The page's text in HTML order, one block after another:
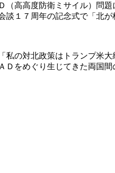
高高度防衛ミサイル）問
１７周年の記念式で「北
の対北政策はトランプ米
をめぐり生じてきた両国